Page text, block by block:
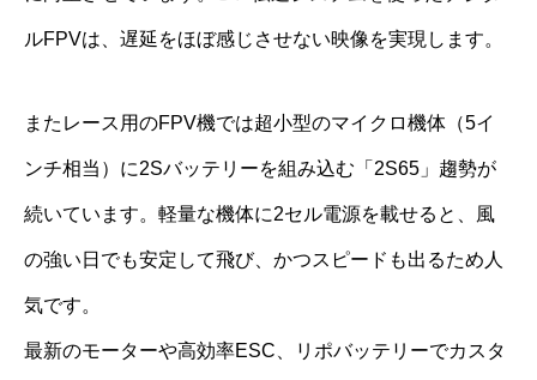
ルFPVは、遅延をほぼ感じさせない映像を実現します。
またレース用のFPV機では超小型のマイクロ機体（5イ
ンチ相当）に2Sバッテリーを組み込む「2S65」趨勢が
続いています。軽量な機体に2セル電源を載せると、風
の強い日でも安定して飛び、かつスピードも出るため人
気です。
最新のモーターや高効率ESC、リポバッテリーでカスタ